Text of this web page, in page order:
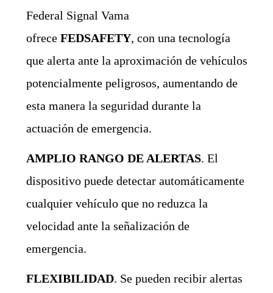
Federal Signal Vama
ofrece FEDSAFETY, con una tecnología
que alerta ante la aproximación de vehículos
potencialmente peligrosos, aumentando de
esta manera la seguridad durante la
actuación de emergencia.
AMPLIO RANGO DE ALERTAS. El
dispositivo puede detectar automáticamente
cualquier vehículo que no reduzca la
velocidad ante la señalización de
emergencia.
FLEXIBILIDAD. Se pueden recibir alertas